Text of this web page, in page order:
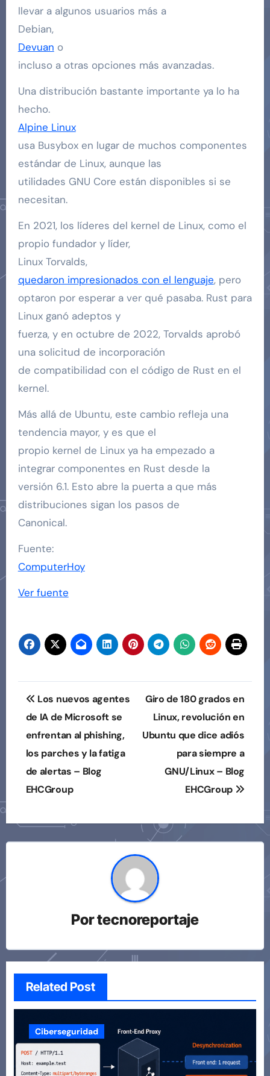
llevar a algunos usuarios más a
Debian,
Devuan o
incluso a otras opciones más avanzadas.
Una distribución bastante importante ya lo ha
hecho.
Alpine Linux
usa Busybox en lugar de muchos componentes
estándar de Linux, aunque las
utilidades GNU Core están disponibles si se
necesitan.
En 2021, los líderes del kernel de Linux, como el
propio fundador y líder,
Linux Torvalds,
quedaron impresionados con el lenguaje, pero
optaron por esperar a ver qué pasaba. Rust para
Linux ganó adeptos y
fuerza, y en octubre de 2022, Torvalds aprobó
una solicitud de incorporación
de compatibilidad con el código de Rust en el
kernel.
Más allá de Ubuntu, este cambio refleja una
tendencia mayor, y es que el
propio kernel de Linux ya ha empezado a
integrar componentes en Rust desde la
versión 6.1. Esto abre la puerta a que más
distribuciones sigan los pasos de
Canonical.
Fuente:
ComputerHoy
Ver fuente
Navegación
de
entradas
Los nuevos agentes
de IA de Microsoft se
enfrentan al phishing,
los parches y la fatiga
de alertas – Blog
EHCGroup
Giro de 180 grados en
Linux, revolución en
Ubuntu que dice adiós
para siempre a
GNU/Linux – Blog
EHCGroup
Portecnoreportaje
Related Post
Ciberseguridad